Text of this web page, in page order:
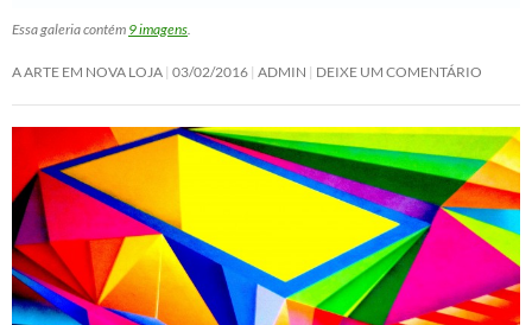
Essa galeria contém 9 imagens.
A ARTE EM NOVA LOJA 03/02/2016 ADMIN DEIXE UM COMENTÁRIO